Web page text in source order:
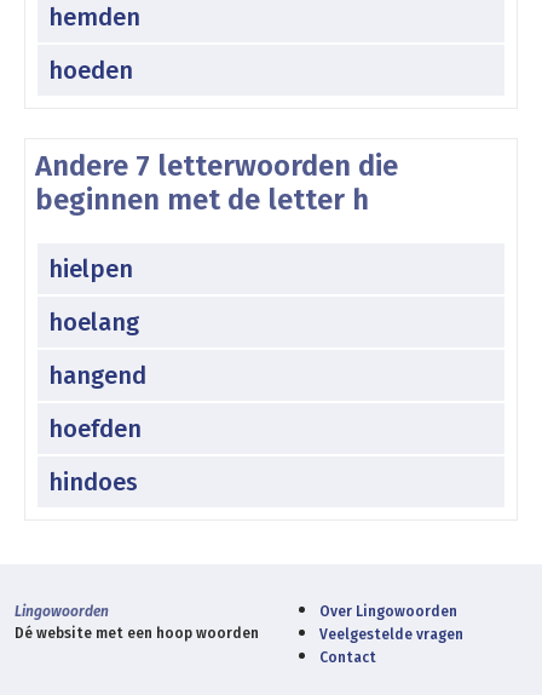
hemden
hoeden
Andere 7 letterwoorden die
beginnen met de letter h
hielpen
hoelang
hangend
hoefden
hindoes
Lingowoorden
Dé website met een hoop woorden
Over Lingowoorden
Veelgestelde vragen
Contact